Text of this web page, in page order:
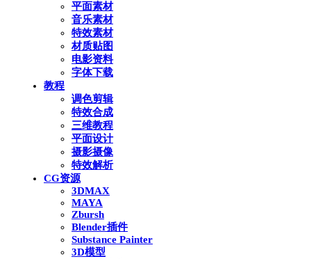
平面素材
音乐素材
特效素材
材质贴图
电影资料
字体下载
教程
调色剪辑
特效合成
三维教程
平面设计
摄影摄像
特效解析
CG资源
3DMAX
MAYA
Zbursh
Blender插件
Substance Painter
3D模型